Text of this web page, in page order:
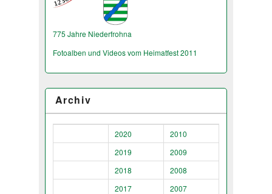
775 Jahre Niederfrohna
Fotoalben und Videos vom Heimatfest 2011
Archiv
2020
2010
2019
2009
2018
2008
2017
2007